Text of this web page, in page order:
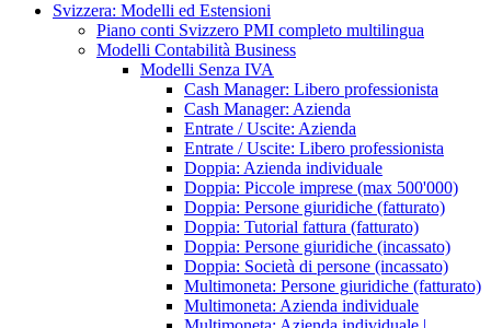
Svizzera: Modelli ed Estensioni
Piano conti Svizzero PMI completo multilingua
Modelli Contabilità Business
Modelli Senza IVA
Cash Manager: Libero professionista
Cash Manager: Azienda
Entrate / Uscite: Azienda
Entrate / Uscite: Libero professionista
Doppia: Azienda individuale
Doppia: Piccole imprese (max 500'000)
Doppia: Persone giuridiche (fatturato)
Doppia: Tutorial fattura (fatturato)
Doppia: Persone giuridiche (incassato)
Doppia: Società di persone (incassato)
Multimoneta: Persone giuridiche (fatturato)
Multimoneta: Azienda individuale